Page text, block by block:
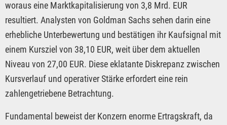
woraus eine Marktkapitalisierung von 3,8 Mrd. EUR
resultiert. Analysten von Goldman Sachs sehen darin eine
erhebliche Unterbewertung und bestätigen ihr Kaufsignal mit
einem Kursziel von 38,10 EUR, weit über dem aktuellen
Niveau von 27,00 EUR. Diese eklatante Diskrepanz zwischen
Kursverlauf und operativer Stärke erfordert eine rein
zahlengetriebene Betrachtung.
Fundamental beweist der Konzern enorme Ertragskraft, da